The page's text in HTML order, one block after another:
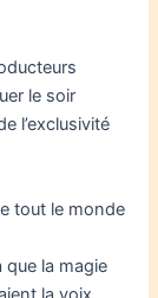
le soir
l’exclusivité
tout le monde
que la magie